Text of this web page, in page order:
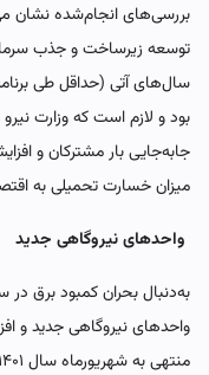
بررسی‌‌‌های انجام‌شده نشان
توسعه زیرساخت و جذب
سال‌های آتی (حداقل طی
بود و لازم است که وزارت
جابه‌جایی بار مشترکان و
میزان خسارت تحمیلی به
واحدهای نیروگاهی جدید
واحدهای نیروگاهی جدید و